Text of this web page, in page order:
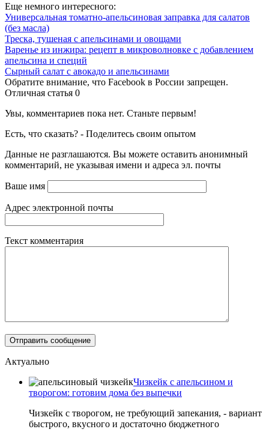
Еще немного интересного:
Универсальная томатно-апельсиновая заправка для салатов
(без масла)
Треска, тушеная с апельсинами и овощами
Варенье из инжира: рецепт в микроволновке с добавлением
апельсина и специй
Сырный салат с авокадо и апельсинами
Обратите внимание, что Facebook в России запрещен.
Отличная статья 0
Увы, комментариев пока нет. Станьте первым!
Есть, что сказать? - Поделитесь своим опытом
Данные не разглашаются. Вы можете оставить анонимный
комментарий, не указывая имени и адреса эл. почты
Ваше имя
Адрес электронной почты
Текст комментария
Актуально
Чизкейк с апельсином и
творогом: готовим дома без выпечки
Чизкейк с творогом, не требующий запекания, - вариант
быстрого, вкусного и достаточно бюджетного